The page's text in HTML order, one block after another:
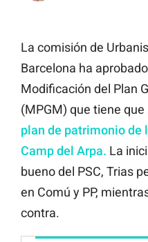
La comisión de
Barcelona ha
Modificación del Plan
(MPGM) que tiene
plan de patrimonio de
Camp del Arpa. La
bueno del PSC, Trias
en Comú y PP,
contra.